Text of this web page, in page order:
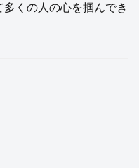
くの人の心を掴んでき